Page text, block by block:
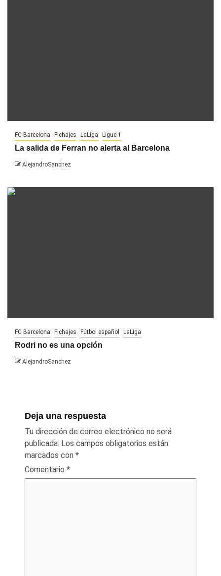
FC Barcelona Fichajes LaLiga Ligue 1
La salida de Ferran no alerta al Barcelona
AlejandroSanchez
FC Barcelona Fichajes Fútbol español LaLiga
Rodri no es una opción
AlejandroSanchez
Deja una respuesta
Tu dirección de correo electrónico no será
publicada. Los campos obligatorios están
marcados con *
Comentario *